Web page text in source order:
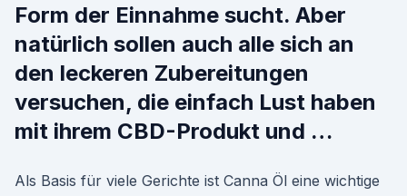
Form der Einnahme sucht. Aber
natürlich sollen auch alle sich an
den leckeren Zubereitungen
versuchen, die einfach Lust haben
mit ihrem CBD-Produkt und …
Als Basis für viele Gerichte ist Canna Öl eine wichtige